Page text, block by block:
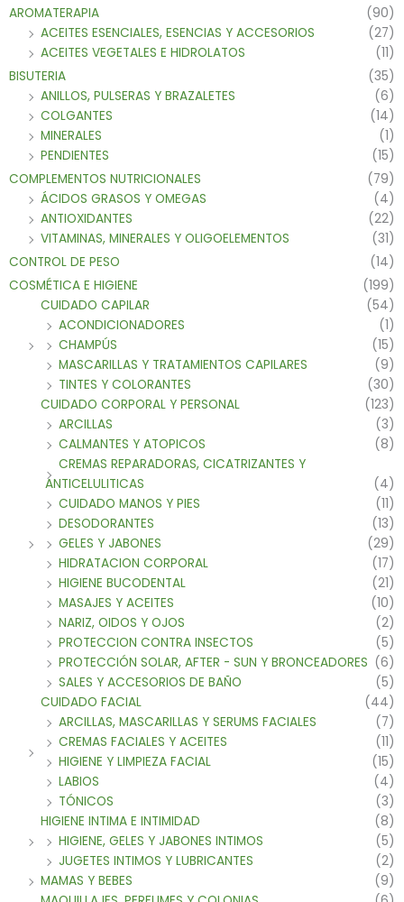
AROMATERAPIA
(90)
ACEITES ESENCIALES, ESENCIAS Y ACCESORIOS
(27)
ACEITES VEGETALES E HIDROLATOS
(11)
BISUTERIA
(35)
ANILLOS, PULSERAS Y BRAZALETES
(6)
COLGANTES
(14)
MINERALES
(1)
PENDIENTES
(15)
COMPLEMENTOS NUTRICIONALES
(79)
ÁCIDOS GRASOS Y OMEGAS
(4)
ANTIOXIDANTES
(22)
VITAMINAS, MINERALES Y OLIGOELEMENTOS
(31)
CONTROL DE PESO
(14)
COSMÉTICA E HIGIENE
(199)
CUIDADO CAPILAR
(54)
ACONDICIONADORES
(1)
CHAMPÚS
(15)
MASCARILLAS Y TRATAMIENTOS CAPILARES
(9)
TINTES Y COLORANTES
(30)
CUIDADO CORPORAL Y PERSONAL
(123)
ARCILLAS
(3)
CALMANTES Y ATOPICOS
(8)
CREMAS REPARADORAS, CICATRIZANTES Y
ANTICELULITICAS
(4)
CUIDADO MANOS Y PIES
(11)
DESODORANTES
(13)
GELES Y JABONES
(29)
HIDRATACION CORPORAL
(17)
HIGIENE BUCODENTAL
(21)
MASAJES Y ACEITES
(10)
NARIZ, OIDOS Y OJOS
(2)
PROTECCION CONTRA INSECTOS
(5)
PROTECCIÓN SOLAR, AFTER - SUN Y BRONCEADORES (6)
SALES Y ACCESORIOS DE BAÑO
(5)
CUIDADO FACIAL
(44)
ARCILLAS, MASCARILLAS Y SERUMS FACIALES
(7)
CREMAS FACIALES Y ACEITES
(11)
HIGIENE Y LIMPIEZA FACIAL
(15)
LABIOS
(4)
TÓNICOS
(3)
HIGIENE INTIMA E INTIMIDAD
(8)
HIGIENE, GELES Y JABONES INTIMOS
(5)
JUGETES INTIMOS Y LUBRICANTES
(2)
MAMAS Y BEBES
(9)